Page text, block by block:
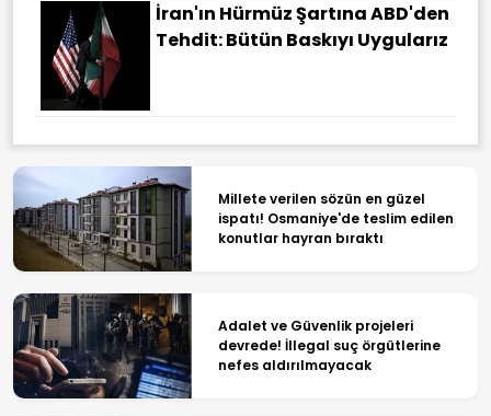
İran'ın Hürmüz Şartına ABD'den
Tehdit: Bütün Baskıyı Uygularız
Millete verilen sözün en güzel
ispatı! Osmaniye'de teslim edilen
konutlar hayran bıraktı
Adalet ve Güvenlik projeleri
devrede! İllegal suç örgütlerine
nefes aldırılmayacak